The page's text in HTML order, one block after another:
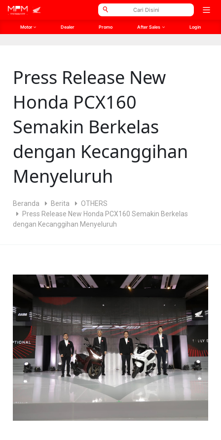
// Open Graph Meta SEO // Twitter Meta SEO
Open
Motor Dealer Promo After Sales Login
Press Release New
Honda PCX160
Semakin Berkelas
dengan Kecanggihan
Menyeluruh
Beranda Berita
OTHERS
Press Release New Honda PCX160 Semakin Berkelas
dengan Kecanggihan Menyeluruh